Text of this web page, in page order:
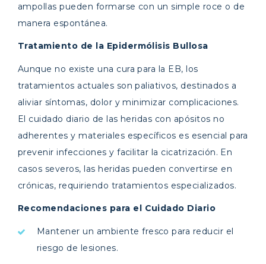
ampollas pueden formarse con un simple roce o de
manera espontánea.
Tratamiento de la Epidermólisis Bullosa
Aunque no existe una cura para la EB, los
tratamientos actuales son paliativos, destinados a
aliviar síntomas, dolor y minimizar complicaciones.
El cuidado diario de las heridas con apósitos no
adherentes y materiales específicos es esencial para
prevenir infecciones y facilitar la cicatrización. En
casos severos, las heridas pueden convertirse en
crónicas, requiriendo tratamientos especializados.
Recomendaciones para el Cuidado Diario
Mantener un ambiente fresco para reducir el
riesgo de lesiones.